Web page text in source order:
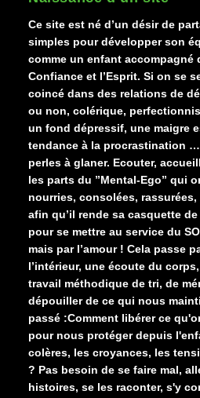
Ce site est né d’un désir de
simples pour développer son
comme un enfant accompagné
Confiance et l’Esprit. Si on se
coincé dans des relations de
ou non, colérique,
un fond dépressif, une maigre
tendance à la procrastination
perles à glaner. Ecouter,
les parts du ”Mental-Ego” qui
nourries, consolées, rassurées,
afin qu’il rende sa casquette
pour se mettre au service du
mais par l’amour ! Cela passe
l’intérieur, une écoute du
travail méthodique de tri, de
dépouiller de ce qui nous
passé :Comment libérer ce
pour nous protéger depuis
colères, les croyances, les
? Pas besoin de se faire mal,
histoires, se les raconter, s'y